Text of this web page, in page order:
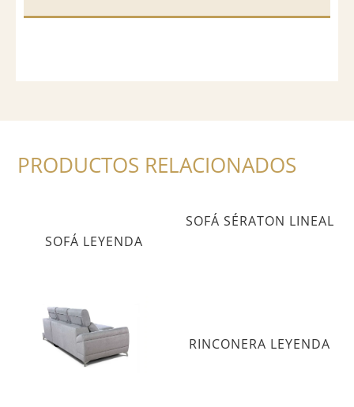
PRODUCTOS RELACIONADOS
SOFÁ LEYENDA
SOFÁ SÉRATON LINEAL
SOFÁ PAOLA
CHAISLONGUE
RINCONERA LEYENDA